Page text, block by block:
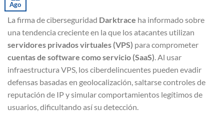
Ago
La firma de ciberseguridad Darktrace ha informado sobre
una tendencia creciente en la que los atacantes utilizan
servidores privados virtuales (VPS) para comprometer
cuentas de software como servicio (SaaS) . Al usar
infraestructura VPS, los ciberdelincuentes pueden evadir
defensas basadas en geolocalización, saltarse controles de
reputación de IP y simular comportamientos legítimos de
usuarios, dificultando así su detección.